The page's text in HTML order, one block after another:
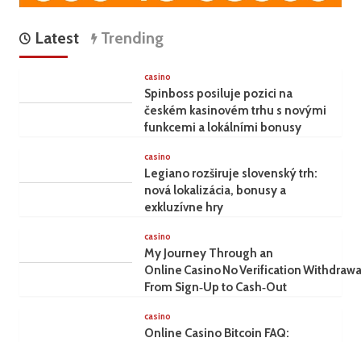
Latest Trending
casino
Spinboss posiluje pozici na
českém kasinovém trhu s novými
funkcemi a lokálními bonusy
casino
Legiano rozširuje slovenský trh:
nová lokalizácia, bonusy a
exkluzívne hry
casino
My Journey Through an
Online Casino No Verification
From Sign‑Up to Cash‑Out
casino
Online Casino Bitcoin FAQ: